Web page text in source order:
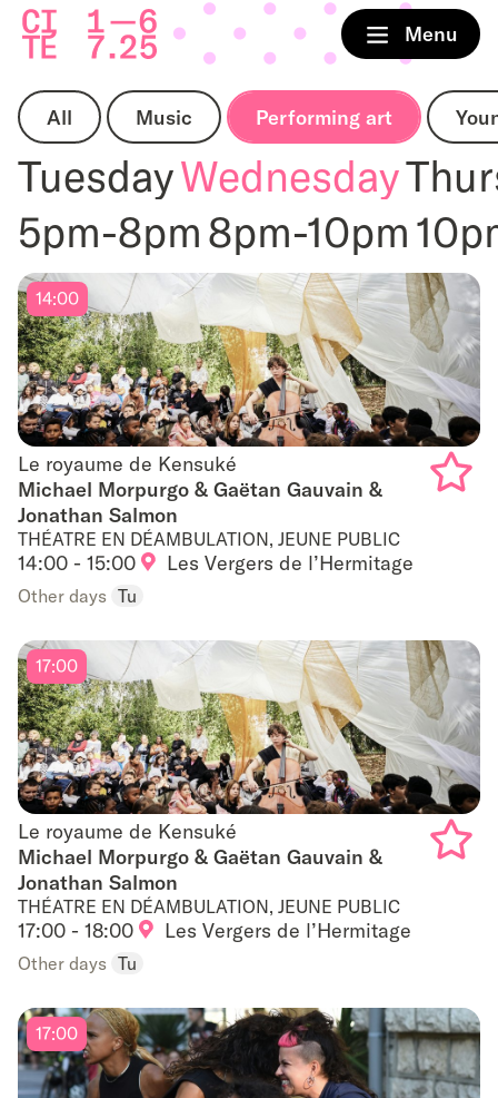
All
Music Performing art
TuesdayWednesday
5pm-8pm8pm-10pm
Le royaume de Kensuké
Le royaume de Kensuké
Michael Morpurgo & Gaëtan Gauvain &
Jonathan Salmon
THÉATRE EN DÉAMBULATION, JEUNE PUBLIC
14:00 - 15:00 Les Vergers de l’Hermitage
14:00
Other days Tu
Le royaume de Kensuké
Le royaume de Kensuké
Michael Morpurgo & Gaëtan Gauvain &
Jonathan Salmon
THÉATRE EN DÉAMBULATION, JEUNE PUBLIC
17:00 - 18:00 Les Vergers de l’Hermitage
17:00
Other days Tu
17:00